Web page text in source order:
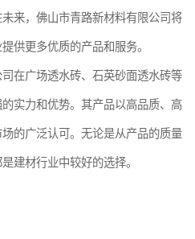
来，佛山市青路新材料有限公司将
供更多优质的产品和服务。
在广场透水砖、石英砂面透水砖等
实力和优势。其产品以高品质、高
的广泛认可。无论是从产品的质量
建材行业中较好的选择。